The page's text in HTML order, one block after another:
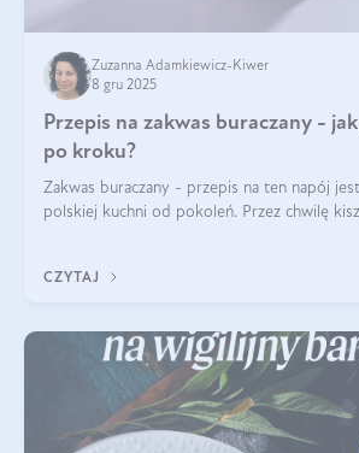
Zuzanna Adamkiewicz-Kiwer
8 gru 2025
Przepis na zakwas buraczany -
po kroku?
Zakwas buraczany - przepis na ten napój
polskiej kuchni od pokoleń. Przez chwilę
CZYTAJ